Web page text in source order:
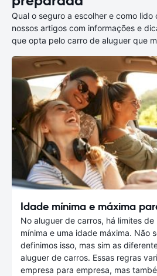
Qual o seguro a escolher e como lido
nossos artigos com informações e
que opta pelo carro de aluguer que
Idade mínima e máxima
No aluguer de carros, há limites
mínima e uma idade máxima. Não
definimos isso, mas sim as
aluguer de carros. Essas regras
empresa para empresa, mas